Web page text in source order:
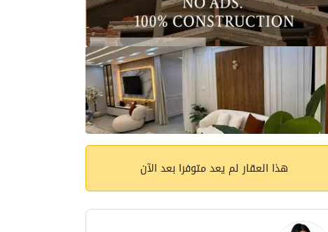
هذا العقار لم يعد متوفرا بعد الآن